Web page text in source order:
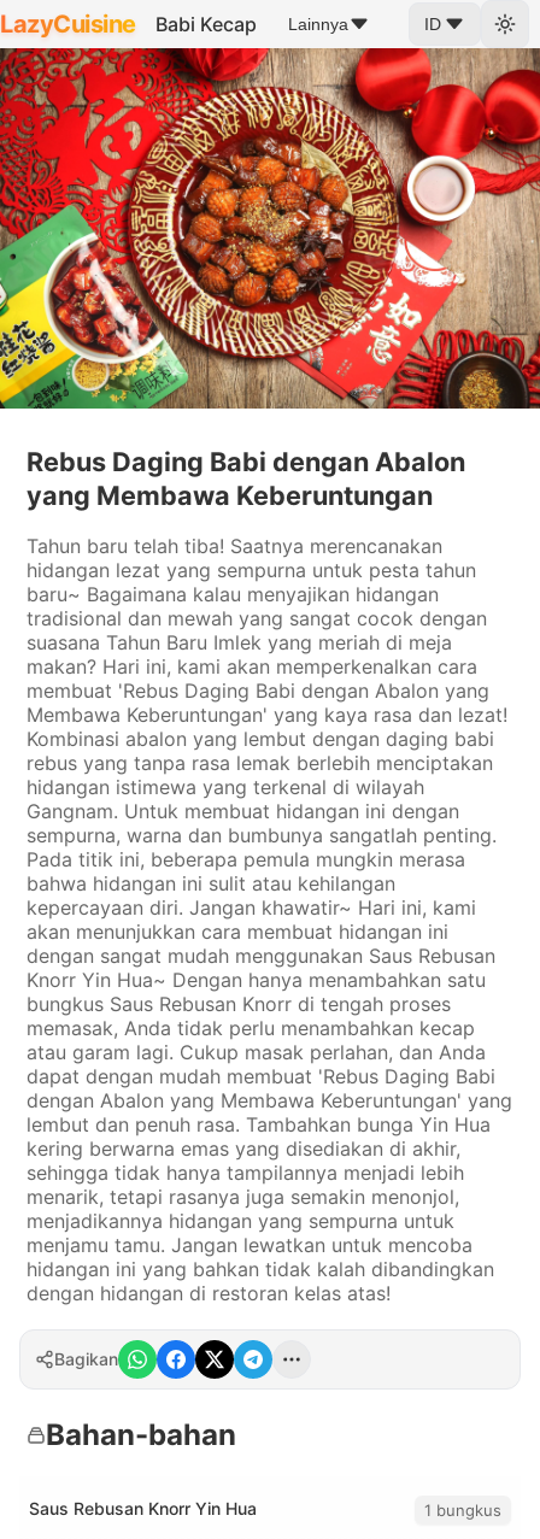
LazyCuisine Babi Kecap Lainnya ID
Rebus Daging Babi dengan Abalon
yang Membawa Keberuntungan
Tahun baru telah tiba! Saatnya merencanakan
hidangan lezat yang sempurna untuk pesta tahun
baru~ Bagaimana kalau menyajikan hidangan
tradisional dan mewah yang sangat cocok dengan
suasana Tahun Baru Imlek yang meriah di meja
makan? Hari ini, kami akan memperkenalkan cara
membuat 'Rebus Daging Babi dengan Abalon yang
Membawa Keberuntungan' yang kaya rasa dan lezat!
Kombinasi abalon yang lembut dengan daging babi
rebus yang tanpa rasa lemak berlebih menciptakan
hidangan istimewa yang terkenal di wilayah
Gangnam. Untuk membuat hidangan ini dengan
sempurna, warna dan bumbunya sangatlah penting.
Pada titik ini, beberapa pemula mungkin merasa
bahwa hidangan ini sulit atau kehilangan
kepercayaan diri. Jangan khawatir~ Hari ini, kami
akan menunjukkan cara membuat hidangan ini
dengan sangat mudah menggunakan Saus Rebusan
Knorr Yin Hua~ Dengan hanya menambahkan satu
bungkus Saus Rebusan Knorr di tengah proses
memasak, Anda tidak perlu menambahkan kecap
atau garam lagi. Cukup masak perlahan, dan Anda
dapat dengan mudah membuat 'Rebus Daging Babi
dengan Abalon yang Membawa Keberuntungan' yang
lembut dan penuh rasa. Tambahkan bunga Yin Hua
kering berwarna emas yang disediakan di akhir,
sehingga tidak hanya tampilannya menjadi lebih
menarik, tetapi rasanya juga semakin menonjol,
menjadikannya hidangan yang sempurna untuk
menjamu tamu. Jangan lewatkan untuk mencoba
hidangan ini yang bahkan tidak kalah dibandingkan
dengan hidangan di restoran kelas atas!
Bagikan
Bahan-bahan
Saus Rebusan Knorr Yin Hua 1 bungkus